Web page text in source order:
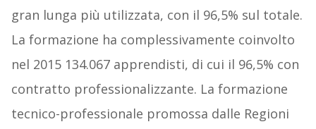
gran lunga più utilizzata, con il 96,5% sul totale.
La formazione ha complessivamente coinvolto
nel 2015 134.067 apprendisti, di cui il 96,5% con
contratto professionalizzante. La formazione
tecnico-professionale promossa dalle Regioni